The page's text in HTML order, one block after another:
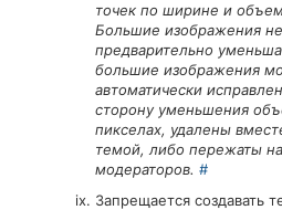
точек по ширине и
Большие изображения
предварительно
большие изображения
автоматически
сторону уменьшения
пикселах, удалены
темой, либо пережаты
модераторов. #
Запрещается создавать